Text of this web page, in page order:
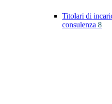
Titolari di
consulenza 8